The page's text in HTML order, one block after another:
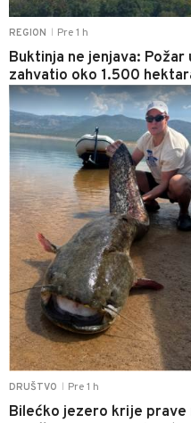
REGION Pre 1 h
Buktinja ne jenjava:
zahvatio oko 1.500
DRUŠTVO Pre 1 h
Bilećko jezero krije prave